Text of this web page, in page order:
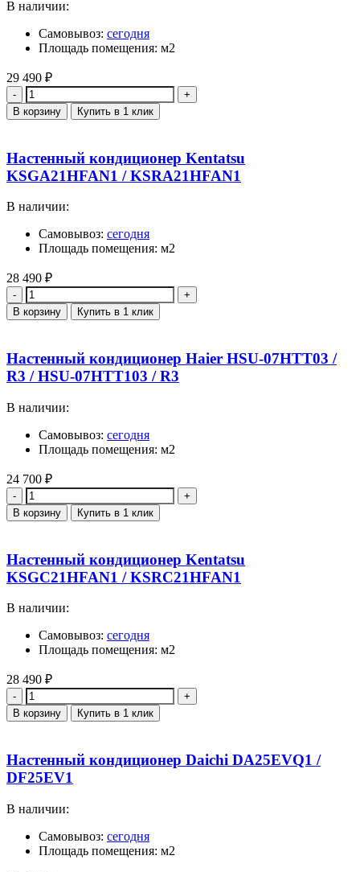
В наличии:
Самовывоз: сегодня
Площадь помещения: м2
29 490 ₽
Количество
В корзину Купить в 1 клик
Настенный кондиционер Kentatsu
KSGA21HFAN1 / KSRA21HFAN1
В наличии:
Самовывоз: сегодня
Площадь помещения: м2
28 490 ₽
Количество
В корзину Купить в 1 клик
Настенный кондиционер Haier HSU-07HTT03 /
R3 / HSU-07HTT103 / R3
В наличии:
Самовывоз: сегодня
Площадь помещения: м2
24 700 ₽
Количество
В корзину Купить в 1 клик
Настенный кондиционер Kentatsu
KSGC21HFAN1 / KSRC21HFAN1
В наличии:
Самовывоз: сегодня
Площадь помещения: м2
28 490 ₽
Количество
В корзину Купить в 1 клик
Настенный кондиционер Daichi DA25EVQ1 /
DF25EV1
В наличии:
Самовывоз: сегодня
Площадь помещения: м2